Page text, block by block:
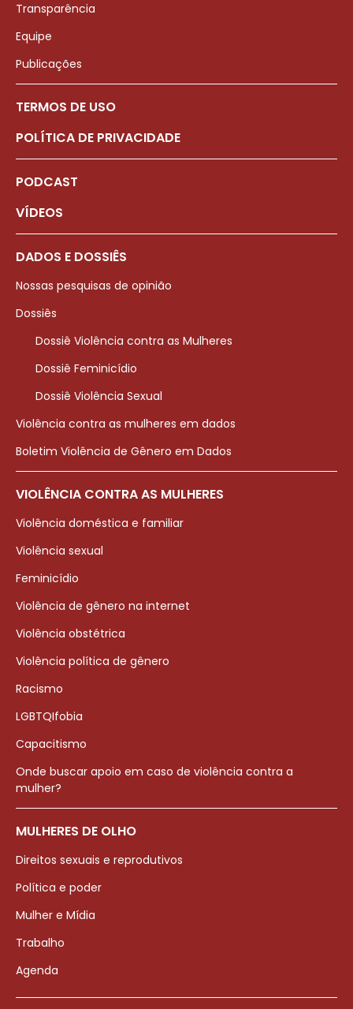
Transparência
Equipe
Publicações
TERMOS DE USO
POLÍTICA DE PRIVACIDADE
PODCAST
VÍDEOS
DADOS E DOSSIÊS
Nossas pesquisas de opinião
Dossiês
Dossiê Violência contra as Mulheres
Dossiê Feminicídio
Dossiê Violência Sexual
Violência contra as mulheres em dados
Boletim Violência de Gênero em Dados
VIOLÊNCIA CONTRA AS MULHERES
Violência doméstica e familiar
Violência sexual
Feminicídio
Violência de gênero na internet
Violência obstétrica
Violência política de gênero
Racismo
LGBTQIfobia
Capacitismo
Onde buscar apoio em caso de violência contra a
mulher?
MULHERES DE OLHO
Direitos sexuais e reprodutivos
Política e poder
Mulher e Mídia
Trabalho
Agenda